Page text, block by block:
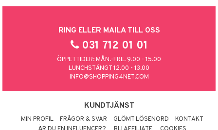
RING ELLER MAILA TILL OSS
031 712 01 01
ÖPPETTIDER: MÅN.-FRE. 9.00 - 15.00
LUNCHSTÄNGT 12.00 - 13.00
INFO@SHOPPING4NET.COM
KUNDTJÄNST
MIN PROFIL FRÅGOR & SVAR GLÖMT LÖSENORD
KONTAKT